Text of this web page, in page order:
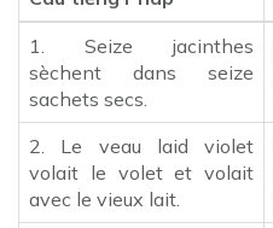
1. Seize jacinthes
sèchent dans seize
sachets secs.
2. Le veau laid violet
volait le volet et volait
avec le vieux lait.